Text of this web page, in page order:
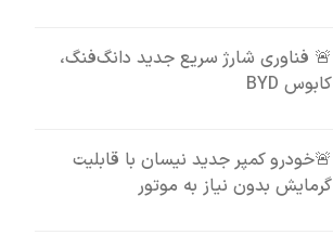
🚨 فناوری شارژ سریع جدید دانگ‌فنگ،
کابوس BYD
🚨خودرو کمپر جدید نیسان با قابلیت
گرمایش بدون نیاز به موتور